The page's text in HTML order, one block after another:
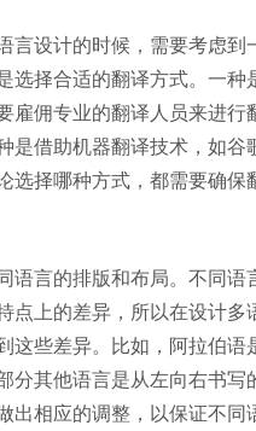
言设计的时候，需要考虑到
选择合适的翻译方式。一种
雇佣专业的翻译人员来进行
是借助机器翻译技术，如谷
选择哪种方式，都需要确保
语言的排版和布局。不同语
点上的差异，所以在设计多
这些差异。比如，阿拉伯语
分其他语言是从左向右书写
出相应的调整，以保证不同